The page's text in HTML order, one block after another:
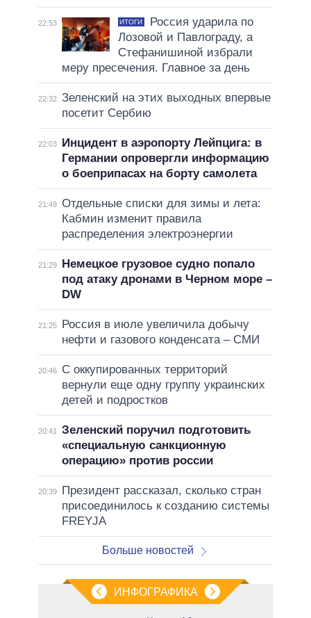
22:53 ИТОГИ
Россия ударила по
Лозовой и Павлограду, а
Стефанишиной избрали
меру пресечения. Главное за день
22:32 Зеленский на этих выходных впервые
посетит Сербию
22:03
Инцидент в аэропорту Лейпцига: в
Германии опровергли информацию
о боеприпасах на борту самолета
21:49 Отдельные списки для зимы и лета:
Кабмин изменит правила
распределения электроэнергии
21:29
Немецкое грузовое судно попало
под атаку дронами в Черном море –
DW
21:25
Россия в июле увеличила добычу
нефти и газового конденсата – СМИ
20:46
С оккупированных территорий
вернули еще одну группу украинских
детей и подростков
20:41
Зеленский поручил подготовить
«специальную санкционную
операцию» против россии
20:39
Президент рассказал, сколько стран
присоединилось к созданию системы
FREYJA
Больше новостей
ИНФОГРАФИКА